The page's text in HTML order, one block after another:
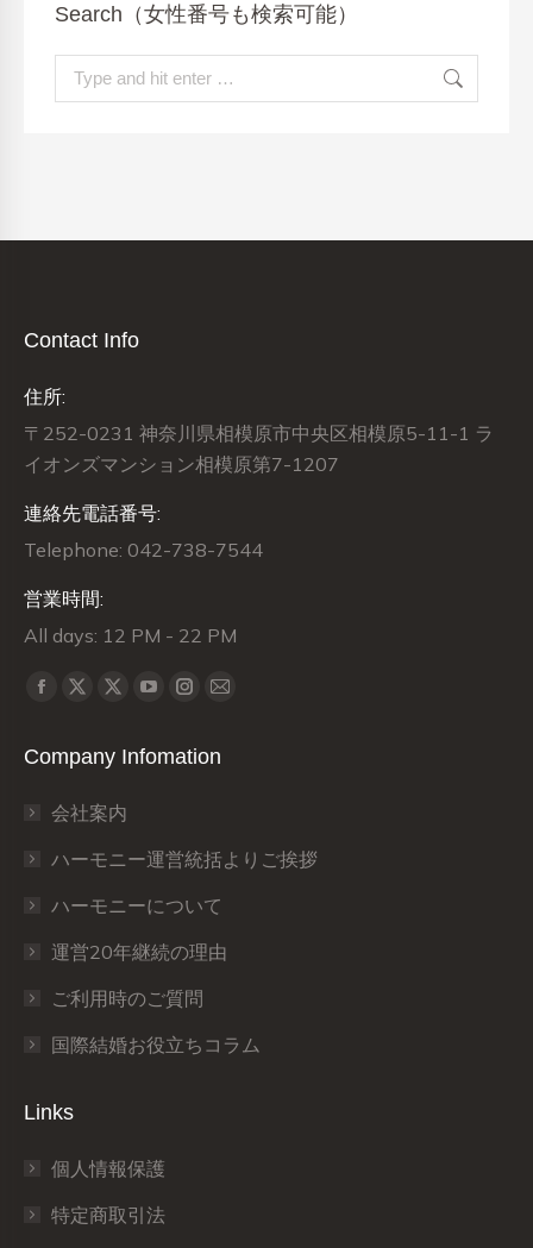
Search（女性番号も検索可能）
Search:
Contact Info
住所:
〒252-0231 神奈川県相模原市中央区相模原5-11-1 ラ
イオンズマンション相模原第7-1207
連絡先電話番号:
Telephone: 042-738-7544
営業時間:
All days: 12 PM - 22 PM
Find us on:
Facebook
opens
new
window
X
opens
new
window
X
opens
new
window
YouTube
opens
window
Instagram
opens
window
Mail
opens
window
Company Infomation
会社案内
ハーモニー運営統括よりご挨拶
ハーモニーについて
運営20年継続の理由
ご利用時のご質問
国際結婚お役立ちコラム
Links
個人情報保護
特定商取引法